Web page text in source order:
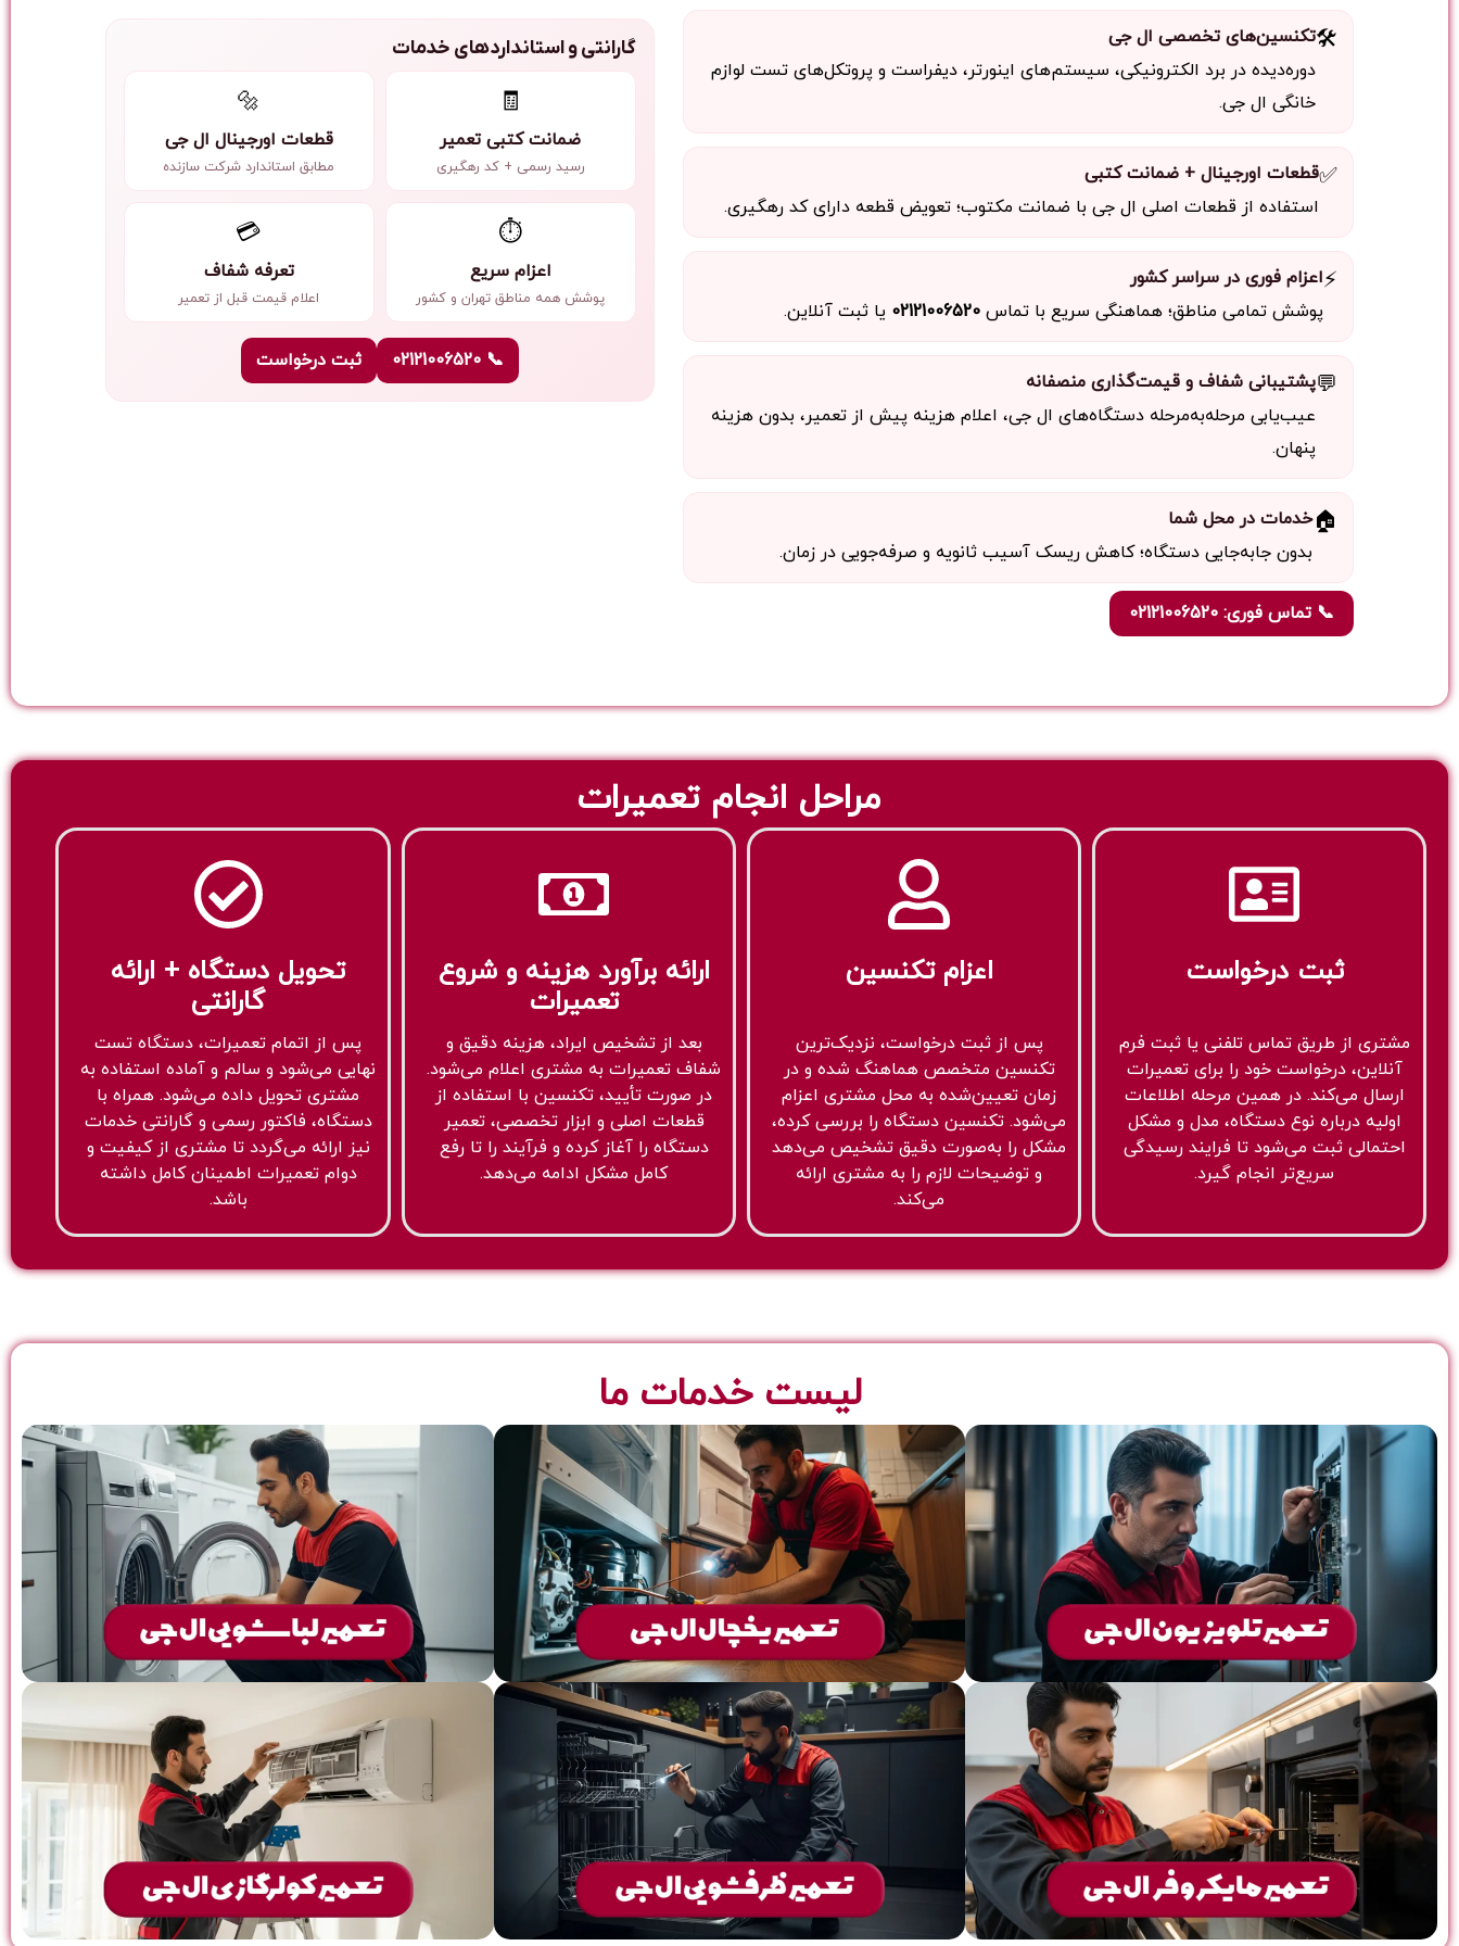
🛠️تکنسین‌های تخصصی ال جی
دوره‌دیده در برد الکترونیکی، سیستم‌های اینورتر، دیفراست و پروتکل‌های تست لوازم
خانگی ال جی.
✅قطعات اورجینال + ضمانت کتبی
استفاده از قطعات اصلی ال جی با ضمانت مکتوب؛ تعویض قطعه دارای کد رهگیری.
⚡اعزام فوری در سراسر کشور
پوشش تمامی مناطق؛ هماهنگی سریع با تماس 02121006520 یا ثبت آنلاین.
💬پشتیبانی شفاف و قیمت‌گذاری منصفانه
عیب‌یابی مرحله‌به‌مرحله دستگاه‌های ال جی، اعلام هزینه پیش از تعمیر، بدون هزینه
پنهان.
🏠خدمات در محل شما
بدون جابه‌جایی دستگاه؛ کاهش ریسک آسیب ثانویه و صرفه‌جویی در زمان.
📞 تماس فوری: 02121006520
گارانتی و استانداردهای خدمات
🧾
ضمانت کتبی تعمیر
رسید رسمی + کد رهگیری
🔩
قطعات اورجینال ال جی
مطابق استاندارد شرکت سازنده
⏱️
اعزام سریع
پوشش همه مناطق تهران و کشور
💳
تعرفه شفاف
اعلام قیمت قبل از تعمیر
📞 02121006520 ثبت درخواست
مراحل انجام تعمیرات
ثبت درخواست
مشتری از طریق تماس تلفنی یا ثبت فرم
آنلاین، درخواست خود را برای تعمیرات
ارسال می‌کند. در همین مرحله اطلاعات
اولیه درباره نوع دستگاه، مدل و مشکل
احتمالی ثبت می‌شود تا فرایند رسیدگی
سریع‌تر انجام گیرد.
اعزام تکنسین
پس از ثبت درخواست، نزدیک‌ترین
تکنسین متخصص هماهنگ شده و در
زمان تعیین‌شده به محل مشتری اعزام
می‌شود. تکنسین دستگاه را بررسی کرده،
مشکل را به‌صورت دقیق تشخیص می‌دهد
و توضیحات لازم را به مشتری ارائه
می‌کند.
ارائه برآورد هزینه و شروع
تعمیرات
بعد از تشخیص ایراد، هزینه دقیق و
شفاف تعمیرات به مشتری اعلام می‌شود.
در صورت تأیید، تکنسین با استفاده از
قطعات اصلی و ابزار تخصصی، تعمیر
دستگاه را آغاز کرده و فرآیند را تا رفع
کامل مشکل ادامه می‌دهد.
تحویل دستگاه + ارائه
گارانتی
پس از اتمام تعمیرات، دستگاه تست
نهایی می‌شود و سالم و آماده استفاده به
مشتری تحویل داده می‌شود. همراه با
دستگاه، فاکتور رسمی و گارانتی خدمات
نیز ارائه می‌گردد تا مشتری از کیفیت و
دوام تعمیرات اطمینان کامل داشته
باشد.
لیست خدمات ما